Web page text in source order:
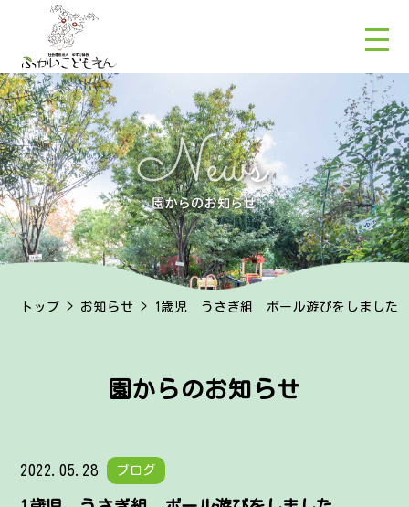
トップ > お知らせ > 1歳児 うさぎ組 ボール遊びをしました
園からのお知らせ
2022.05.28 ブログ